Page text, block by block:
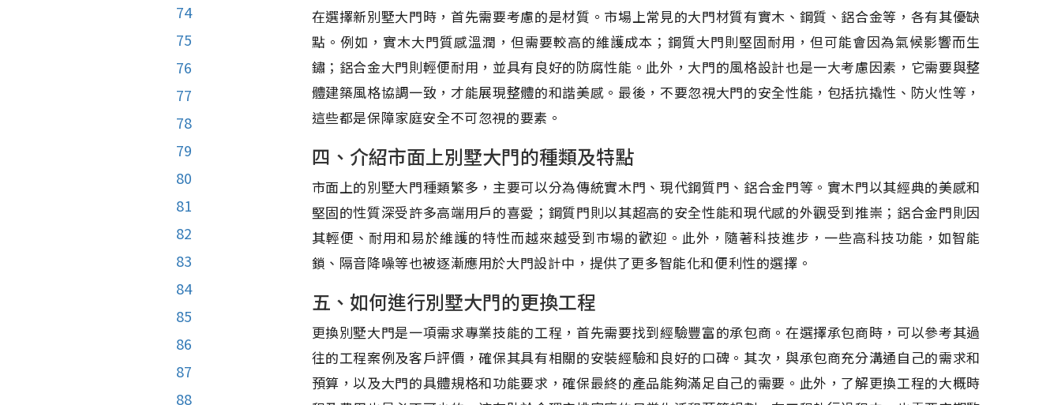
74
75
76
77
78
79
80
81
82
83
84
85
86
87
88
在選擇新別墅大門時，首先需要考慮的是材質。市場上常見的大門材質有實木、鋼質、鋁合金等，各有其優缺
點。例如，實木大門質感溫潤，但需要較高的維護成本；鋼質大門則堅固耐用，但可能會因為氣候影響而生
鏽；鋁合金大門則輕便耐用，並具有良好的防腐性能。此外，大門的風格設計也是一大考慮因素，它需要與整
體建築風格協調一致，才能展現整體的和諧美感。最後，不要忽視大門的安全性能，包括抗撬性、防火性等，
這些都是保障家庭安全不可忽視的要素。
四、介紹市面上別墅大門的種類及特點
市面上的別墅大門種類繁多，主要可以分為傳統實木門、現代鋼質門、鋁合金門等。實木門以其經典的美感和
堅固的性質深受許多高端用戶的喜愛；鋼質門則以其超高的安全性能和現代感的外觀受到推崇；鋁合金門則因
其輕便、耐用和易於維護的特性而越來越受到市場的歡迎。此外，隨著科技進步，一些高科技功能，如智能
鎖、隔音降噪等也被逐漸應用於大門設計中，提供了更多智能化和便利性的選擇。
五、如何進行別墅大門的更換工程
更換別墅大門是一項需求專業技能的工程，首先需要找到經驗豐富的承包商。在選擇承包商時，可以參考其過
往的工程案例及客戶評價，確保其具有相關的安裝經驗和良好的口碑。其次，與承包商充分溝通自己的需求和
預算，以及大門的具體規格和功能要求，確保最終的產品能夠滿足自己的需要。此外，了解更換工程的大概時